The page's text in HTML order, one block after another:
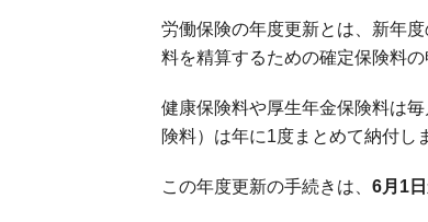
労働保険の年度更新とは、新年
料を精算するための確定保険料の
健康保険料や厚生年金保険料は
険料）は年に1度まとめて納付し
この年度更新の手続きは、 6月1